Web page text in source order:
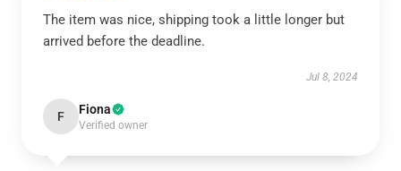
The item was nice, shipping took a little longer but
arrived before the deadline.
Jul 8, 2024
F Fiona
Verified owner